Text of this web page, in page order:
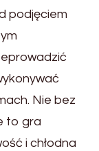
podjęciem
Nie bez
to gra
i chłodna